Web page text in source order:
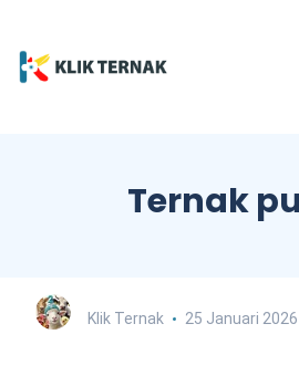
Ternak
Klik Ternak 25 Januari 2026